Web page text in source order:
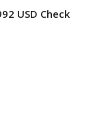
USD Check